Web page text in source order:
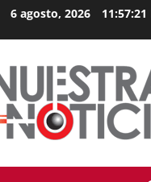
6 agosto, 2026 11:57:21